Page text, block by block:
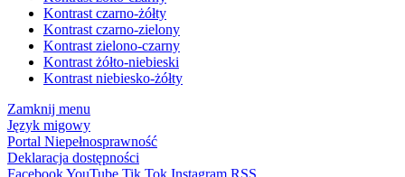
Kontrast czarno-żółty
Kontrast czarno-zielony
Kontrast zielono-czarny
Kontrast żółto-niebieski
Kontrast niebiesko-żółty
Zamknij menu
Język migowy
Portal Niepełnosprawność
Deklaracja dostępności
FacebookYouTube Tik Tok Instagram RSS